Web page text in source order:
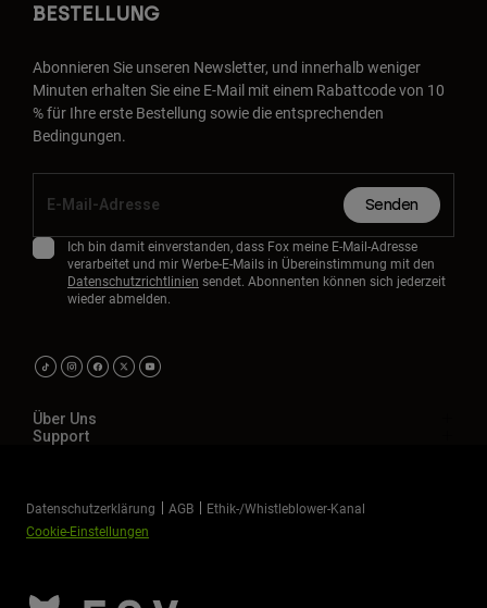
BESTELLUNG
Abonnieren Sie unseren Newsletter, und innerhalb weniger
Minuten erhalten Sie eine E-Mail mit einem Rabattcode von 10
% für Ihre erste Bestellung sowie die entsprechenden
Bedingungen.
Senden
Ich bin damit einverstanden, dass Fox meine E-Mail-Adresse
verarbeitet und mir Werbe-E-Mails in Übereinstimmung mit den
Datenschutzrichtlinien sendet. Abonnenten können sich jederzeit
wieder abmelden.
Über Uns
Support
Datenschutzerklärung AGB
Ethik-/Whistleblower-Kanal
Cookie-Einstellungen